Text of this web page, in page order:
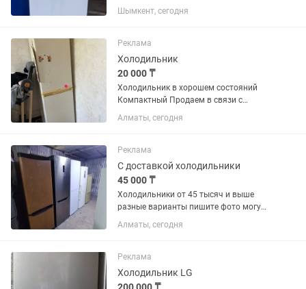
состояние нового холодильника.
Практически не пользовались.
установлен новый компрессор....
Шымкент, сегодня
Реклама
Холодильник
20 000 ₸
Холодильник в хорошем состояний
Компактный Продаем в связи с
переездом
Алматы, сегодня
Реклама
С доставкой холодильники
45 000 ₸
Холодильники от 45 тысяч и выше
разные варианты пишите фото могу
отправить
Алматы, сегодня
Реклама
Холодильник LG